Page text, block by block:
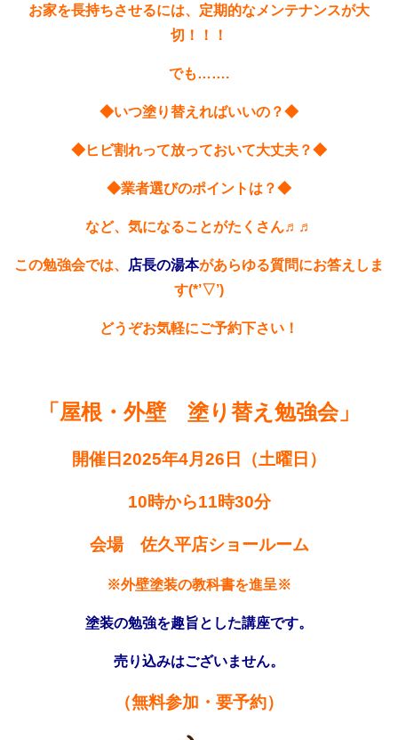
お家を長持ちさせるには、定期的なメンテナンスが大
切！！！
でも…….
◆いつ塗り替えればいいの？◆
◆ヒビ割れって放っておいて大丈夫？◆
◆業者選びのポイントは？◆
など、気になることがたくさん♬♬
この勉強会では、 店長の湯本があらゆる質問にお答えしま
す(*’▽’)
どうぞお気軽にご予約下さい！
「屋根・外壁 塗り替え勉強会」
開催日2025年4月26日（土曜日）
10時から11時30分
会場 佐久平店ショールーム
※外壁塗装の教科書を進呈※
塗装の勉強を趣旨とした講座です。
売り込みはございません。
（無料参加・要予約）